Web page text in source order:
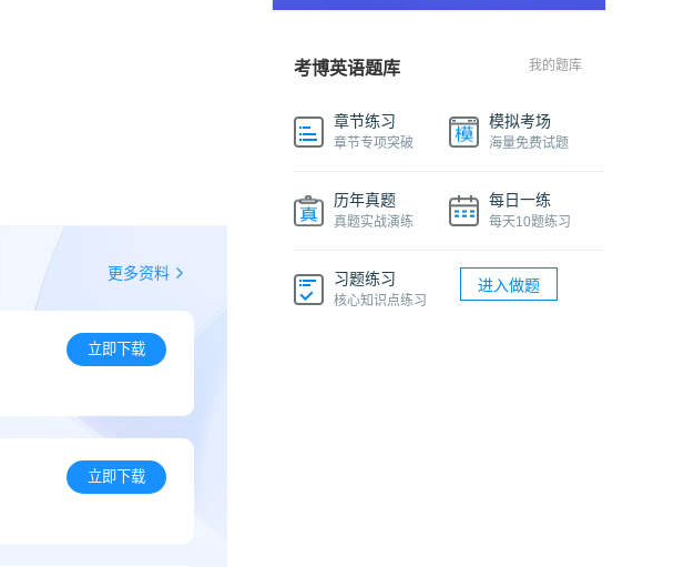
更多资料
立即下载
立即下载
考博英语题库 我的题库
章节练习
章节专项突破
模拟考场
海量免费试题
历年真题
真题实战演练
每日一练
每天10题练习
习题练习
核心知识点练习
进入做题